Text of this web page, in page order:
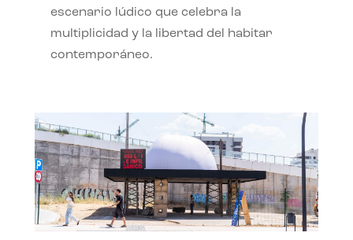
escenario lúdico que celebra la
multiplicidad y la libertad del habitar
contemporáneo.